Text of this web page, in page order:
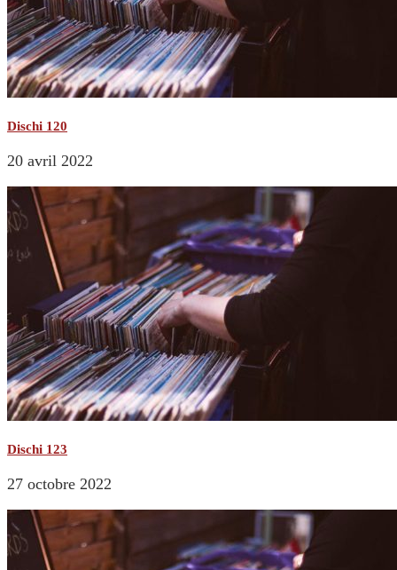
Dischi 120
20 avril 2022
Dischi 123
27 octobre 2022